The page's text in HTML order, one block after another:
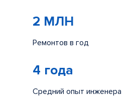
2 МЛН
Ремонтов в год
4 года
Средний опыт инженера